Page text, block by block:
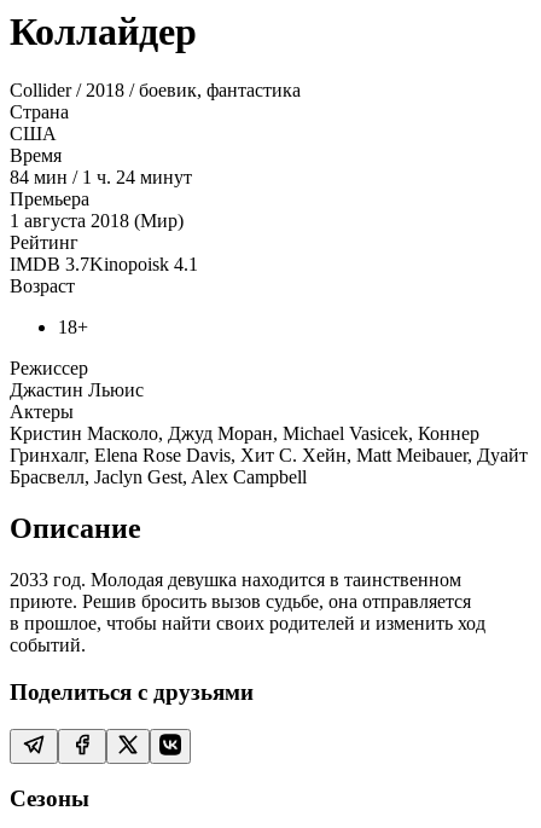
Коллайдер
Collider / 2018 / боевик, фантастика
Страна
США
Время
84 мин / 1 ч. 24 минут
Премьера
1 августа 2018 (Мир)
Рейтинг
IMDB 3.7Kinopoisk 4.1
Возраст
18+
Режиссер
Джастин Льюис
Актеры
Кристин Масколо, Джуд Моран, Michael Vasicek, Коннер
Гринхалг, Elena Rose Davis, Хит С. Хейн, Matt Meibauer, Дуайт
Брасвелл, Jaclyn Gest, Alex Campbell
Описание
2033 год. Молодая девушка находится в таинственном
приюте. Решив бросить вызов судьбе, она отправляется
в прошлое, чтобы найти своих родителей и изменить ход
событий.
Поделиться с друзьями
Сезоны